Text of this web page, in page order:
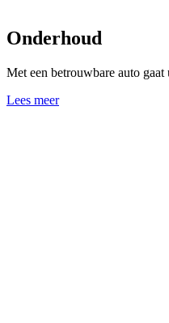
Onderhoud
Met een betrouwbare auto
Lees meer